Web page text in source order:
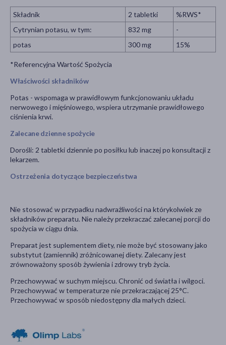
Składnik 2 tabletki
%RWS*
Cytrynian potasu, w tym:
832 mg
-
potas
300 mg 15%
*Referencyjna Wartość Spożycia
Właściwości składników
Potas - wspomaga w prawidłowym funkcjonowaniu układu
nerwowego i mięśniowego, wspiera utrzymanie prawidłowego
ciśnienia krwi.
Zalecane dzienne spożycie
Dorośli: 2 tabletki dziennie po posiłku lub inaczej po konsultacji z
lekarzem.
Ostrzeżenia dotyczące bezpieczeństwa
Nie stosować w przypadku nadwrażliwości na którykolwiek ze
składników preparatu. Nie należy przekraczać zalecanej porcji do
spożycia w ciągu dnia.
Preparat jest suplementem diety, nie może być stosowany jako
substytut (zamiennik) zróżnicowanej diety. Zalecany jest
zrównoważony sposób żywienia i zdrowy tryb życia.
Przechowywać w suchym miejscu. Chronić od światła i wilgoci.
Przechowywać w temperaturze nie przekraczającej 25°C.
Przechowywać w sposób niedostępny dla małych dzieci.